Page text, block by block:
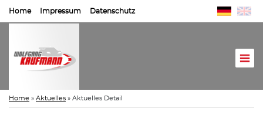
Home Impressum Datenschutz
Home » Aktuelles » Aktuelles Detail